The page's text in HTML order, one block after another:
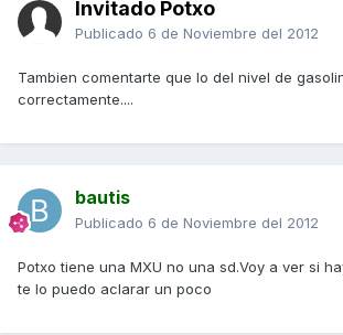
Invitado Potxo
Publicado 6 de Noviembre del 2012
Tambien comentarte que lo del nivel de
correctamente....
bautis
Publicado 6 de Noviembre del 2012
Potxo tiene una MXU no una sd.Voy a ver si
te lo puedo aclarar un poco